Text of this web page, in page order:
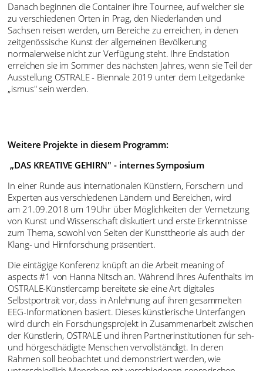
Danach beginnen die Container ihre Tournee, auf welcher sie
zu verschiedenen Orten in Prag, den Niederlanden und
Sachsen reisen werden, um Bereiche zu erreichen, in denen
zeitgenössische Kunst der allgemeinen Bevölkerung
normalerweise nicht zur Verfügung steht. Ihre Endstation
erreichen sie im Sommer des nächsten Jahres, wenn sie Teil der
Ausstellung OSTRALE - Biennale 2019 unter dem Leitgedanke
„ismus" sein werden.
Weitere Projekte in diesem Programm:
„DAS KREATIVE GEHIRN" - internes Symposium
In einer Runde aus internationalen Künstlern, Forschern und
Experten aus verschiedenen Ländern und Bereichen, wird
am 21.09.2018 um 19Uhr über Möglichkeiten der Vernetzung
von Kunst und Wissenschaft diskutiert und erste Erkenntnisse
zum Thema, sowohl von Seiten der Kunsttheorie als auch der
Klang- und Hirnforschung präsentiert.
Die eintägige Konferenz knüpft an die Arbeit meaning of
aspects #1 von Hanna Nitsch an. Während ihres Aufenthalts im
OSTRALE-Künstlercamp bereitete sie eine Art digitales
Selbstportrait vor, dass in Anlehnung auf ihren gesammelten
EEG-Informationen basiert. Dieses künstlerische Unterfangen
wird durch ein Forschungsprojekt in Zusammenarbeit zwischen
der Künstlerin, OSTRALE und ihren Partnerinstitutionen für seh-
und hörgeschädigte Menschen vervollständigt. In deren
Rahmen soll beobachtet und demonstriert werden, wie